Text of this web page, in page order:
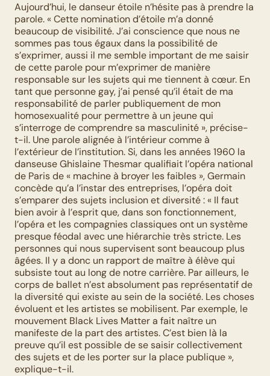
Aujourd’hui, le danseur étoile n’hésite pas à prendre la
parole. « Cette nomination d’étoile m’a donné
beaucoup de visibilité. J’ai conscience que nous ne
sommes pas tous égaux dans la possibilité de
s’exprimer, aussi il me semble important de me saisir
de cette parole pour m’exprimer de manière
responsable sur les sujets qui me tiennent à cœur. En
tant que personne gay, j’ai pensé qu’il était de ma
responsabilité de parler publiquement de mon
homosexualité pour permettre à un jeune qui
s’interroge de comprendre sa masculinité », précise-
t-il. Une parole alignée à l’intérieur comme à
l’extérieur de l’institution. Si, dans les années 1960 la
danseuse Ghislaine Thesmar qualifiait l’opéra national
de Paris de « machine à broyer les faibles », Germain
concède qu’a l’instar des entreprises, l’opéra doit
s’emparer des sujets inclusion et diversité : « Il faut
bien avoir à l’esprit que, dans son fonctionnement,
l’opéra et les compagnies classiques ont un système
presque féodal avec une hiérarchie très stricte. Les
personnes qui nous supervisent sont beaucoup plus
âgées. Il y a donc un rapport de maître à élève qui
subsiste tout au long de notre carrière. Par ailleurs, le
corps de ballet n’est absolument pas représentatif de
la diversité qui existe au sein de la société. Les choses
évoluent et les artistes se mobilisent. Par exemple, le
mouvement Black Lives Matter a fait naître un
manifeste de la part des artistes. C’est bien là la
preuve qu’il est possible de se saisir collectivement
des sujets et de les porter sur la place publique »,
explique-t-il.